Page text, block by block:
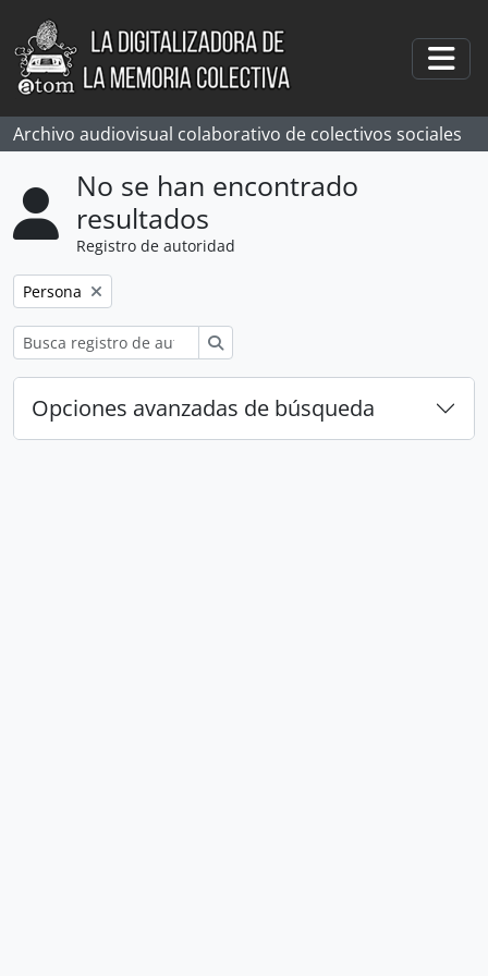
Skip to main content
Archivo audiovisual colaborativo de colectivos sociales
No se han encontrado
resultados
Registro de autoridad
Remove filter:
Persona
Opciones avanzadas de búsqueda